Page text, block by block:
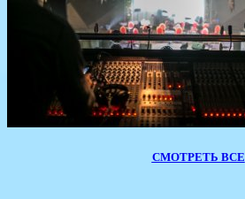
СМОТРЕТЬ ВСЕ